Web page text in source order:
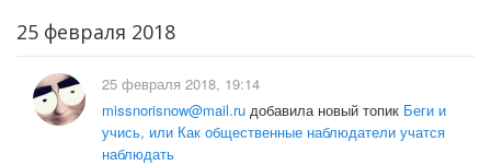
25 февраля 2018
25 февраля 2018, 19:14
missnorisnow@mail.ru добавила новый топик Беги и
учись, или Как общественные наблюдатели учатся
наблюдать